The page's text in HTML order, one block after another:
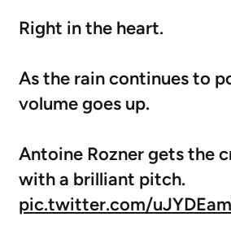
Right in the heart.
As the rain continues to
volume goes up.
Antoine Rozner gets the
with a brilliant pitch.
pic.twitter.com/